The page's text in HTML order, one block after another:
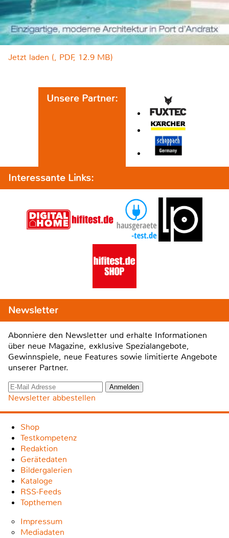
Jetzt laden (, PDF, 12.9 MB)
Unsere Partner:
Interessante Links:
Newsletter
Abonniere den Newsletter und erhalte Informationen
über neue Magazine, exklusive Spezialangebote,
Gewinnspiele, neue Features sowie limitierte Angebote
unserer Partner.
Newsletter abbestellen
Shop
Testkompetenz
Redaktion
Gerätedaten
Bildergalerien
Kataloge
RSS-Feeds
Topthemen
Impressum
Mediadaten